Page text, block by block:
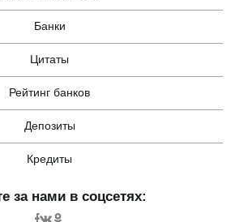
Банки
Цитаты
Рейтинг банков
Депозиты
Кредиты
за нами в соцсетях: